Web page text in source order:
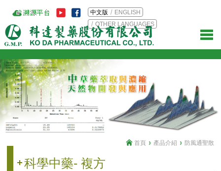
中文版
ENGLISH
OTHER LANGUAGES
科學中藥- 複方
首頁 產品介紹 防風通聖散